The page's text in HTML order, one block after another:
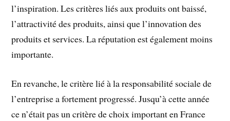
l’inspiration. Les critères liés aux produits ont baissé,
l’attractivité des produits, ainsi que l’innovation des
produits et services. La réputation est également moins
importante.
En revanche, le critère lié à la responsabilité sociale de
l’entreprise a fortement progressé. Jusqu’à cette année
ce n’était pas un critère de choix important en France